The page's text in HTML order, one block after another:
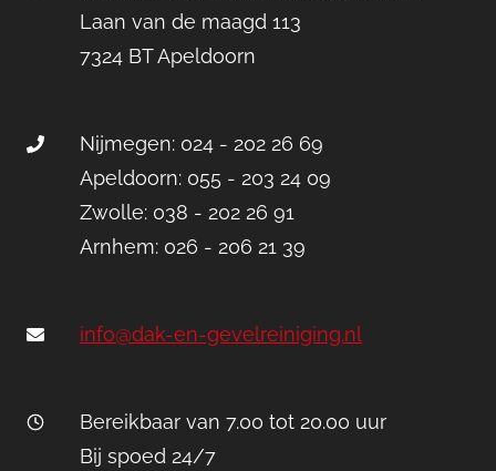
Laan van de maagd 113
7324 BT Apeldoorn
Nijmegen: 024 - 202 26 69
Apeldoorn: 055 - 203 24 09
Zwolle: 038 - 202 26 91
Arnhem: 026 - 206 21 39
info@dak-en-gevelreiniging.nl
Bereikbaar van 7.00 tot 20.00 uur
Bij spoed 24/7